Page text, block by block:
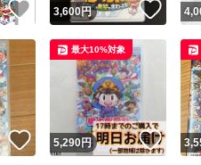
いいね！
3,600円 いい
いいね！
5,290円 いい
最大10%対象